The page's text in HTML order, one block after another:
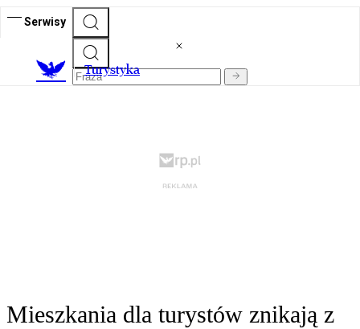
Serwisy
Turystyka
Mieszkania dla turystów znikają z